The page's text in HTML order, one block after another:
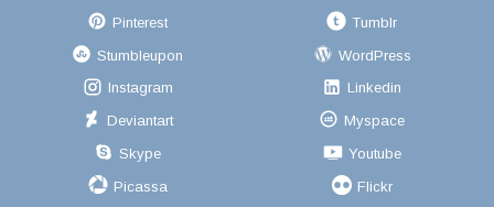
Pinterest
Tumblr
Stumbleupon
WordPress
Instagram
Linkedin
Deviantart
Myspace
Skype
Youtube
Picassa
Flickr